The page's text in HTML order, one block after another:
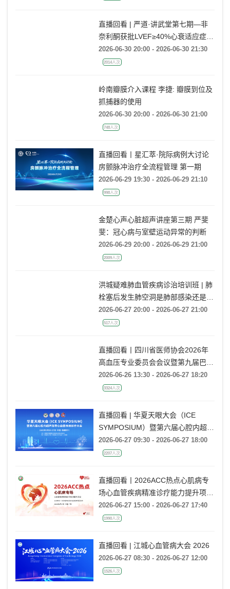
直播回看 | 严道·讲武堂第七期—非
奈利酮获批LVEF≥40%心衰适应症，
临床到底怎么用？
2026-06-30 20:00 - 2026-06-30 21:30
2014人次
岭南瓣膜介入课程 李捷: 瓣膜到位及
抓捕器的使用
2026-06-30 20:00 - 2026-06-30 21:00
748人次
直播回看丨星汇萃·院际病例大讨论
房颤脉冲治疗全流程管理 第一期
2026-06-29 19:30 - 2026-06-29 21:10
998人次
金楚心声心脏超声讲座第三期 严斐
斐：冠心病与室壁运动异常的判断
2026-06-29 20:00 - 2026-06-29 21:00
2009人次
洪城疑难肺血管疾病诊治培训班 | 肺
栓塞后发生肺空洞是肺部感染还是肺
梗死鉴别？
2026-06-27 20:00 - 2026-06-27 21:00
517人次
直播回看丨四川省医师协会2026年
高血压专业委员会会议暨第九届巴蜀
高血压会议
2026-06-26 13:30 - 2026-06-27 18:20
3324人次
直播回看 | 华夏天眼大会（ICE
SYMPOSIUM）暨第六届心腔内超声
指导心血管疾病诊疗大会
2026-06-27 09:30 - 2026-06-27 18:00
2207人次
直播回看丨2026ACC热点心肌病专
场心血管疾病精准诊疗能力提升项目
广州场
2026-06-27 15:00 - 2026-06-27 17:40
1990人次
直播回看 | 江城心血管病大会 2026
2026-06-27 08:30 - 2026-06-27 12:00
1526人次